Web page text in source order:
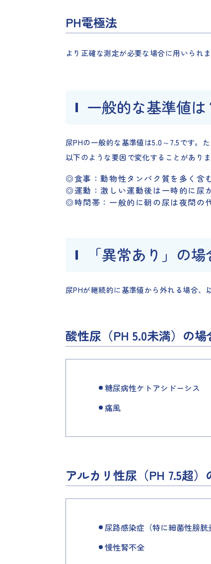
PH電極法
より正確な測定が必要な場合に用いられ
一般的な基準値は
尿PHの一般的な基準値は5.0～7.5です。
以下のような要因で変化することがありま
◎食事：動物性タンパク質を多く含
◎運動：激しい運動後は一時的に尿
◎時間帯：一般的に朝の尿は夜間の
「異常あり」の
尿PHが継続的に基準値から外れる場合、
酸性尿（PH 5.0未満）の場
糖尿病性ケトアシドーシス
痛風
アルカリ性尿（PH 7.5超）
尿路感染症（特に細菌性膀胱
慢性腎不全